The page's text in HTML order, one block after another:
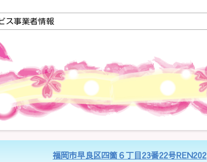
ス事業者情報
福岡市早良区四箇６丁目23番22号REN202